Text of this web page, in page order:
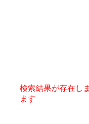
検索結果が存在し
ます